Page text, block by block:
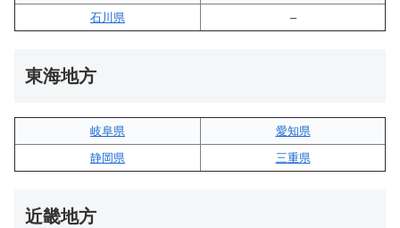
石川県
–
東海地方
岐阜県
愛知県
静岡県
三重県
近畿地方